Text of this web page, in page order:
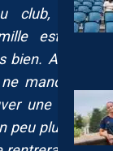
club, aux
est de
Avant
manquait
une date
peu plus de